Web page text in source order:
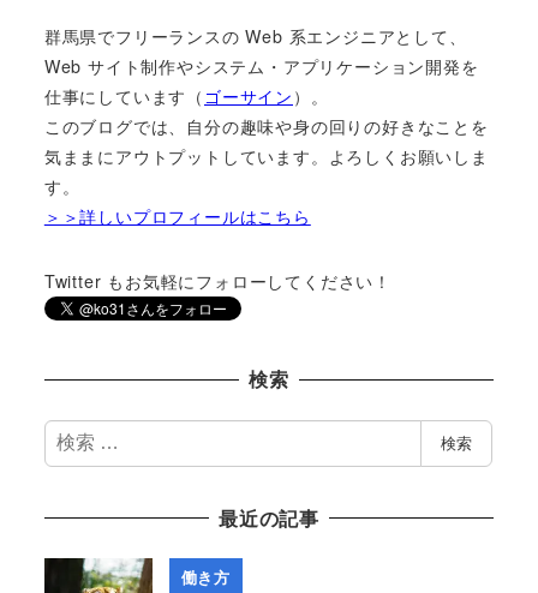
群馬県でフリーランスの Web 系エンジニアとして、
Web サイト制作やシステム・アプリケーション開発を
仕事にしています（ ゴーサイン ）。
このブログでは、自分の趣味や身の回りの好きなことを
気ままにアウトプットしています。よろしくお願いしま
す。
＞＞詳しいプロフィールはこちら
Twitter もお気軽にフォローしてください！
検索
検
索
検索
最近の記事
働き方